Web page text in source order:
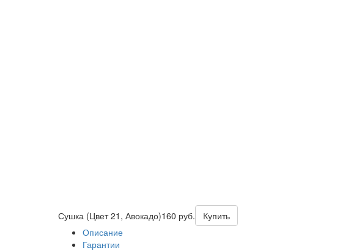
Сушка (Цвет 21, Авокадо)160 руб.
Купить
Описание
Гарантии